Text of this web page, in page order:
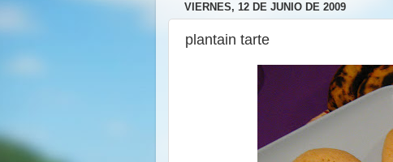
VIERNES, 12 DE JUNIO DE 2009
plantain tarte